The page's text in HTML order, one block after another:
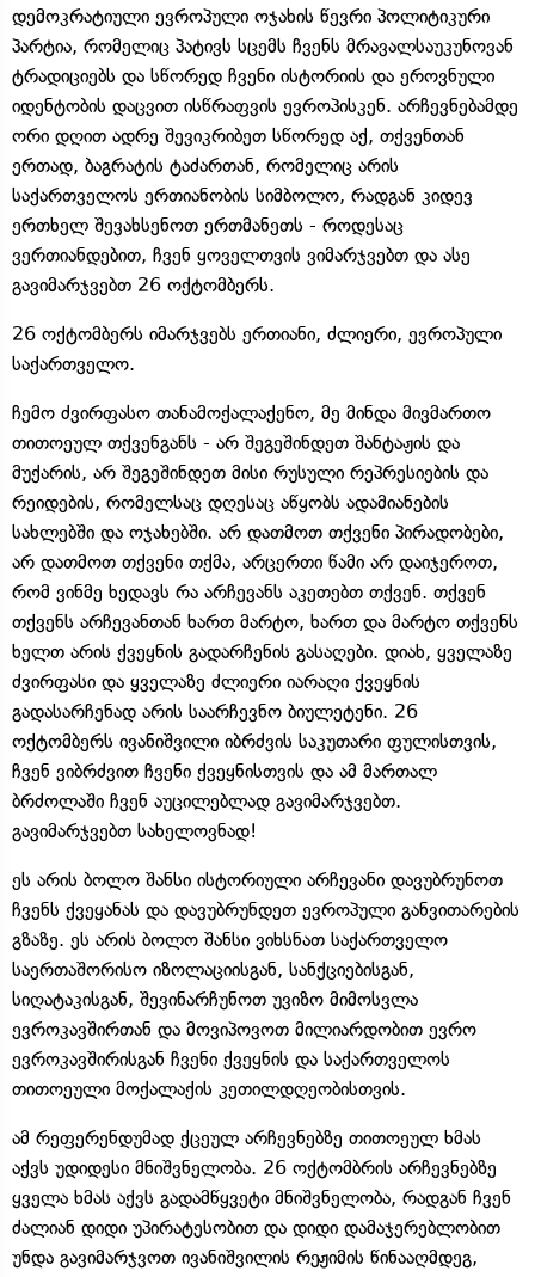
დემოკრატიული ევროპული ოჯახის წევრი პოლიტიკური
პარტია, რომელიც პატივს სცემს ჩვენს მრავალსაუკუნოვან
ტრადიციებს და სწორედ ჩვენი ისტორიის და ეროვნული
იდენტობის დაცვით ისწრაფვის ევროპისკენ. არჩევნებამდე
ორი დღით ადრე შევიკრიბეთ სწორედ აქ, თქვენთან
ერთად, ბაგრატის ტაძართან, რომელიც არის
საქართველოს ერთიანობის სიმბოლო, რადგან კიდევ
ერთხელ შევახსენოთ ერთმანეთს - როდესაც
ვერთიანდებით, ჩვენ ყოველთვის ვიმარჯვებთ და ასე
გავიმარჯვებთ 26 ოქტომბერს.
26 ოქტომბერს იმარჯვებს ერთიანი, ძლიერი, ევროპული
საქართველო.
ჩემო ძვირფასო თანამოქალაქენო, მე მინდა მივმართო
თითოეულ თქვენგანს - არ შეგეშინდეთ შანტაჟის და
მუქარის, არ შეგეშინდეთ მისი რუსული რეპრესიების და
რეიდების, რომელსაც დღესაც აწყობს ადამიანების
სახლებში და ოჯახებში. არ დათმოთ თქვენი პირადობები,
არ დათმოთ თქვენი თქმა, არცერთი წამი არ დაიჯეროთ,
რომ ვინმე ხედავს რა არჩევანს აკეთებთ თქვენ. თქვენ
თქვენს არჩევანთან ხართ მარტო, ხართ და მარტო თქვენს
ხელთ არის ქვეყნის გადარჩენის გასაღები. დიახ, ყველაზე
ძვირფასი და ყველაზე ძლიერი იარაღი ქვეყნის
გადასარჩენად არის საარჩევნო ბიულეტენი. 26
ოქტომბერს ივანიშვილი იბრძვის საკუთარი ფულისთვის,
ჩვენ ვიბრძვით ჩვენი ქვეყნისთვის და ამ მართალ
ბრძოლაში ჩვენ აუცილებლად გავიმარჯვებთ.
გავიმარჯვებთ სახელოვნად!
ეს არის ბოლო შანსი ისტორიული არჩევანი დავუბრუნოთ
ჩვენს ქვეყანას და დავუბრუნდეთ ევროპული განვითარების
გზაზე. ეს არის ბოლო შანსი ვიხსნათ საქართველო
საერთაშორისო იზოლაციისგან, სანქციებისგან,
სიღატაკისგან, შევინარჩუნოთ უვიზო მიმოსვლა
ევროკავშირთან და მოვიპოვოთ მილიარდობით ევრო
ევროკავშირისგან ჩვენი ქვეყნის და საქართველოს
თითოეული მოქალაქის კეთილდღეობისთვის.
ამ რეფერენდუმად ქცეულ არჩევნებზე თითოეულ ხმას
აქვს უდიდესი მნიშვნელობა. 26 ოქტომბრის არჩევნებზე
ყველა ხმას აქვს გადამწყვეტი მნიშვნელობა, რადგან ჩვენ
ძალიან დიდი უპირატესობით და დიდი დამაჯერებლობით
უნდა გავიმარჯვოთ ივანიშვილის რეჟიმის წინააღმდეგ,